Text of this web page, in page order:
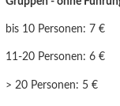
bis 10 Personen: 7 €
11-20 Personen: 6 €
> 20 Personen: 5 €